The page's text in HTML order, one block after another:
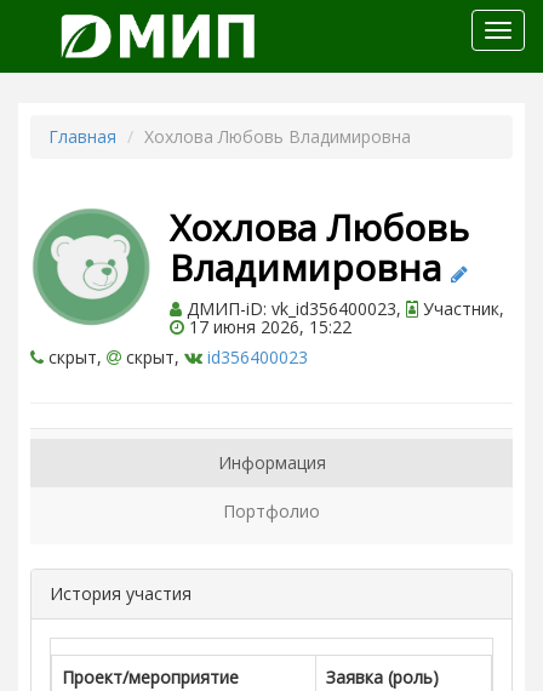
меню
Главная Хохлова Любовь Владимировна
Хохлова Любовь
Владимировна
ДМИП-iD: vk_id356400023, Участник,
17 июня 2026, 15:22
скрыт,
скрыт, id356400023
Информация
Портфолио
История участия
Проект/мероприятие
Заявка (роль)